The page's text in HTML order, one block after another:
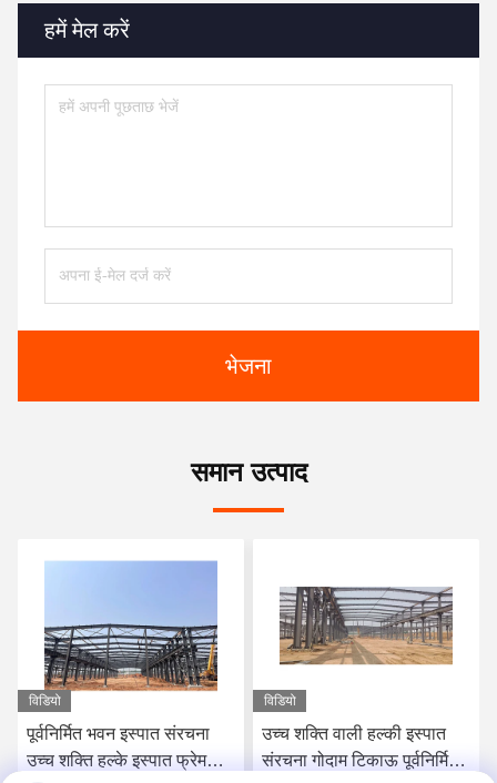
हमें मेल करें
भेजना
समान उत्पाद
इस्पात संरचना
इस्पात फ्रेम
उच्च शक्ति वाली हल्की इस्पात
संरचना गोदाम टिकाऊ पूर्वनिर्मित
पूर्वनिर्मित
क्रेन के साथ